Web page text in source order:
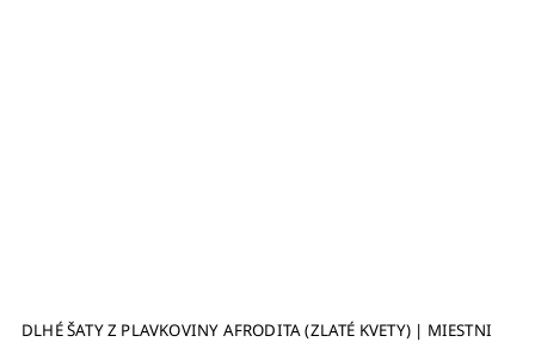
DLHÉ ŠATY Z PLAVKOVINY AFRODITA (ZLATÉ KVETY) | MIESTNI